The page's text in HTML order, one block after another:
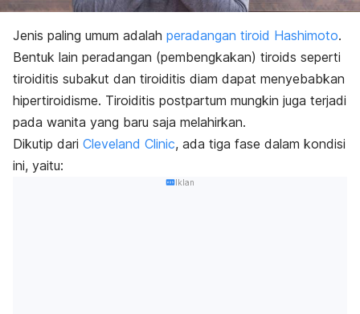
Jenis paling umum adalah peradangan tiroid Hashimoto.
Bentuk lain peradangan (pembengkakan) tiroids seperti
tiroiditis subakut dan tiroiditis diam dapat menyebabkan
hipertiroidisme. Tiroiditis postpartum mungkin juga terjadi
pada wanita yang baru saja melahirkan.
Dikutip dari Cleveland Clinic, ada tiga fase dalam kondisi
ini, yaitu:
Iklan